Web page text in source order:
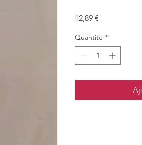
12,89 €
Quantité *